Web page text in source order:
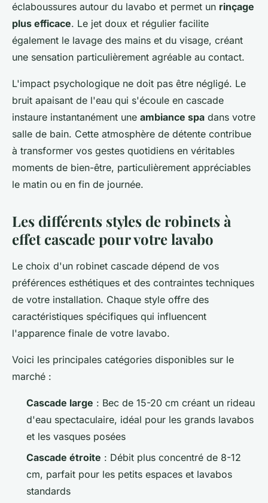
éclaboussures autour du lavabo et permet un rinçage
plus efficace. Le jet doux et régulier facilite
également le lavage des mains et du visage, créant
une sensation particulièrement agréable au contact.
L'impact psychologique ne doit pas être négligé. Le
bruit apaisant de l'eau qui s'écoule en cascade
instaure instantanément une ambiance spa dans votre
salle de bain. Cette atmosphère de détente contribue
à transformer vos gestes quotidiens en véritables
moments de bien-être, particulièrement appréciables
le matin ou en fin de journée.
Les différents styles de robinets à
effet cascade pour votre lavabo
Le choix d'un robinet cascade dépend de vos
préférences esthétiques et des contraintes techniques
de votre installation. Chaque style offre des
caractéristiques spécifiques qui influencent
l'apparence finale de votre lavabo.
Voici les principales catégories disponibles sur le
marché :
Cascade large : Bec de 15-20 cm créant un rideau
d'eau spectaculaire, idéal pour les grands lavabos
et les vasques posées
Cascade étroite : Débit plus concentré de 8-12
cm, parfait pour les petits espaces et lavabos
standards